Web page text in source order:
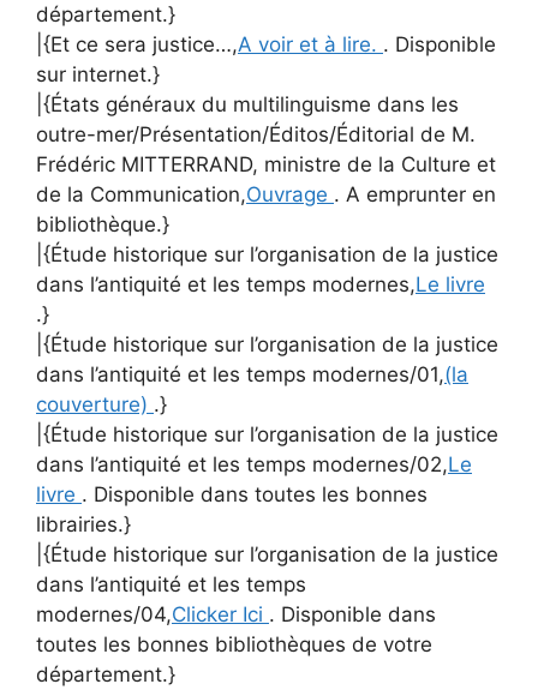
département.}
|{Et ce sera justice…,A voir et à lire. . Disponible
sur internet.}
|{États généraux du multilinguisme dans les
outre-mer/Présentation/Éditos/Éditorial de M.
Frédéric MITTERRAND, ministre de la Culture et
de la Communication,Ouvrage . A emprunter en
bibliothèque.}
|{Étude historique sur l’organisation de la justice
dans l’antiquité et les temps modernes,Le livre
.}
|{Étude historique sur l’organisation de la justice
dans l’antiquité et les temps modernes/01,(la
couverture) .}
|{Étude historique sur l’organisation de la justice
dans l’antiquité et les temps modernes/02,Le
livre . Disponible dans toutes les bonnes
librairies.}
|{Étude historique sur l’organisation de la justice
dans l’antiquité et les temps
modernes/04,Clicker Ici . Disponible dans
toutes les bonnes bibliothèques de votre
département.}